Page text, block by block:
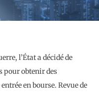
l’État a décidé de
pour obtenir des
en bourse. Revue de